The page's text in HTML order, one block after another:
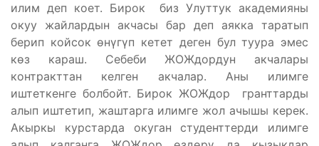
илим деп коет. Бирок биз Улуттук академияны
окуу жайлардын акчасы бар деп аякка таратып
берип койсок өнүгүп кетет деген бул туура эмес
көз караш. Себеби ЖОЖдордун акчалары
контракттан келген акчалар. Аны илимге
иштеткенге болбойт. Бирок ЖОЖдор гранттарды
алып иштетип, жаштарга илимге жол ачышы керек.
Акыркы курстарда окуган студенттерди илимге